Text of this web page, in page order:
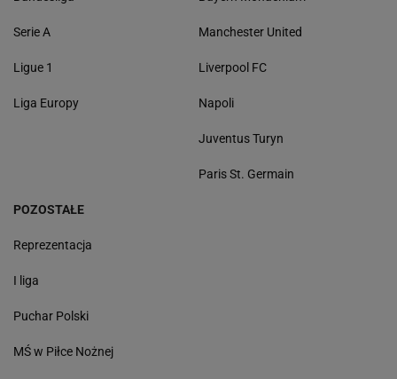
Serie A
Ligue 1
Liga Europy
Manchester United
Liverpool FC
Napoli
Juventus Turyn
Paris St. Germain
POZOSTAŁE
Reprezentacja
I liga
Puchar Polski
MŚ w Piłce Nożnej